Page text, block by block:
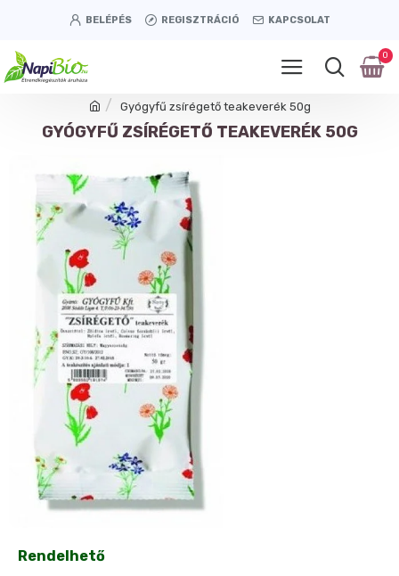
BELÉPÉS REGISZTRÁCIÓ KAPCSOLAT
0
Gyógyfű zsírégető teakeverék 50g
GYÓGYFŰ ZSÍRÉGETŐ TEAKEVERÉK 50G
Rendelhető